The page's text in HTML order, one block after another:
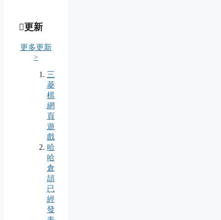
更新
更多更新
>
三
菱
棋
網
頁
遊
戲
哈
哈
倉
頡
已
經
發